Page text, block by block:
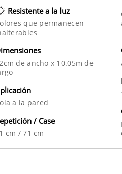
Resistente a la luz
que permanecen
de ancho x 10.05m de
a la pared
/ Case
cm /71 cm